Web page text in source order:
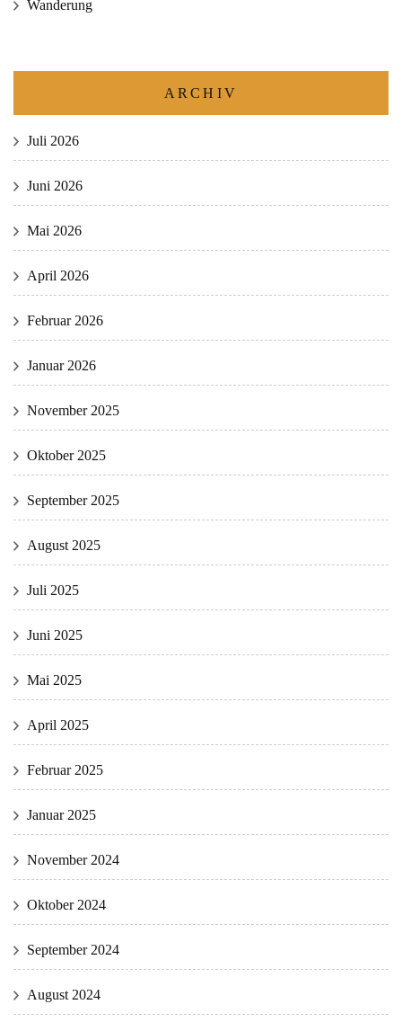
Wanderung
ARCHIV
Juli 2026
Juni 2026
Mai 2026
April 2026
Februar 2026
Januar 2026
November 2025
Oktober 2025
September 2025
August 2025
Juli 2025
Juni 2025
Mai 2025
April 2025
Februar 2025
Januar 2025
November 2024
Oktober 2024
September 2024
August 2024